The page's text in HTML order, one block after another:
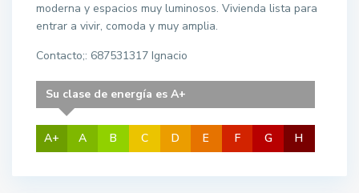
moderna y espacios muy luminosos. Vivienda lista para
entrar a vivir, comoda y muy amplia.
Contacto;: 687531317 Ignacio
Su clase de energía es A+
A+ A B C D E F G H